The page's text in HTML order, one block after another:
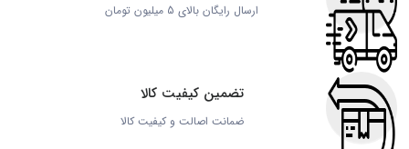
ارسال رایگان بالای 5 میلیون تومان
تضمین کیفیت کالا
ضمانت اصالت و کیفیت کالا